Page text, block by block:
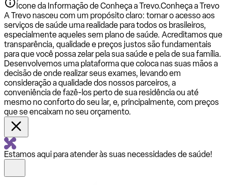
Ícone da Informação de Conheça a Trevo.Conheça a Trevo
A Trevo nasceu com um propósito claro: tornar o acesso aos
serviços de saúde uma realidade para todos os brasileiros,
especialmente aqueles sem plano de saúde. Acreditamos que
transparência, qualidade e preços justos são fundamentais
para que você possa zelar pela sua saúde e pela de sua família.
Desenvolvemos uma plataforma que coloca nas suas mãos a
decisão de onde realizar seus exames, levando em
consideração a qualidade dos nossos parceiros, a
conveniência de fazê-los perto de sua residência ou até
mesmo no conforto do seu lar, e, principalmente, com preços
que se encaixam no seu orçamento.
Estamos aqui para atender às suas necessidades de saúde!